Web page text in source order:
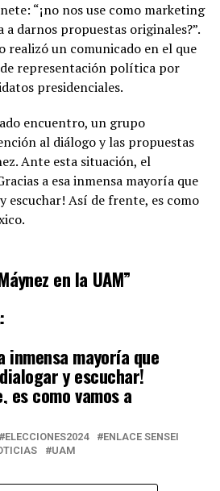
“¡no nos use como marketing
a darnos propuestas originales?”.
realizó un comunicado en el que
de representación política por
presidenciales.
encuentro, un grupo
al diálogo y las propuestas
Ante esta situación, el
a esa inmensa mayoría que
escuchar! Así de frente, es como
en la UAM”
inmensa mayoría que
y escuchar!
es como vamos a
2us70UV8ea
ELECCIONES2024
ENLACE SENSEI
UAM